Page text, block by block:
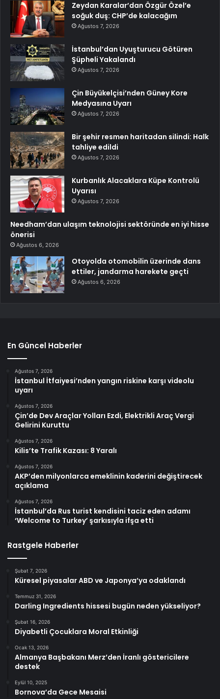
Zeydan Karalar’dan Özgür Özel’e
soğuk duş: CHP’de kalacağım
Ağustos 7, 2026
İstanbul’dan Uyuşturucu Götüren
Şüpheli Yakalandı
Ağustos 7, 2026
Çin Büyükelçisi’nden Güney Kore
Medyasına Uyarı
Ağustos 7, 2026
Bir şehir resmen haritadan silindi: Halk
tahliye edildi
Ağustos 7, 2026
Kurbanlık Alacaklara Küpe Kontrolü
Uyarısı
Ağustos 7, 2026
Needham’dan ulaşım teknolojisi sektöründe en iyi hisse
önerisi
Ağustos 6, 2026
Otoyolda otomobilin üzerinde dans
ettiler, jandarma harekete geçti
Ağustos 6, 2026
En Güncel Haberler
Ağustos 7, 2026
İstanbul İtfaiyesi’nden yangın riskine karşı videolu
uyarı
Ağustos 7, 2026
Çin’de Dev Araçlar Yolları Ezdi, Elektrikli Araç Vergi
Gelirini Kuruttu
Ağustos 7, 2026
Kilis’te Trafik Kazası: 8 Yaralı
Ağustos 7, 2026
AKP’den milyonlarca emeklinin kaderini değiştirecek
açıklama
Ağustos 7, 2026
İstanbul’da Rus turist kendisini taciz eden adamı
‘Welcome to Turkey’ şarkısıyla ifşa etti
Rastgele Haberler
Şubat 7, 2026
Küresel piyasalar ABD ve Japonya’ya odaklandı
Temmuz 31, 2026
Darling Ingredients hissesi bugün neden yükseliyor?
Şubat 16, 2026
Diyabetli Çocuklara Moral Etkinliği
Ocak 13, 2026
Almanya Başbakanı Merz’den İranlı göstericilere
destek
Eylül 10, 2025
Bornova’da Gece Mesaisi